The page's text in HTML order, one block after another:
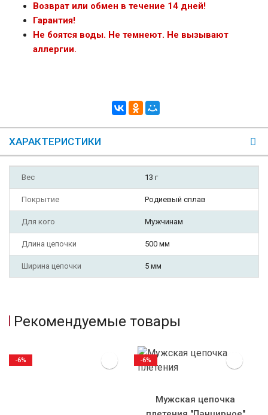
Возврат или обмен в течение 14 дней!
Гарантия!
Не боятся воды. Не темнеют. Не вызывают
аллергии.
ХАРАКТЕРИСТИКИ
Вес 13 г
Покрытие Родиевый сплав
Для кого Мужчинам
Длина цепочки 500 мм
Ширина цепочки 5 мм
Рекомендуемые товары
-6%
Мужская цепочка
-6%